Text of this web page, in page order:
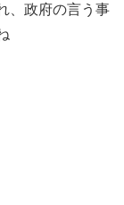
、政府の言う事